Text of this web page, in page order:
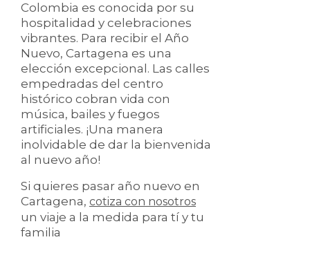
Colombia es conocida por su
hospitalidad y celebraciones
vibrantes. Para recibir el Año
Nuevo, Cartagena es una
elección excepcional. Las calles
empedradas del centro
histórico cobran vida con
música, bailes y fuegos
artificiales. ¡Una manera
inolvidable de dar la bienvenida
al nuevo año!
Si quieres pasar año nuevo en
Cartagena, cotiza con nosotros
un viaje a la medida para tí y tu
familia